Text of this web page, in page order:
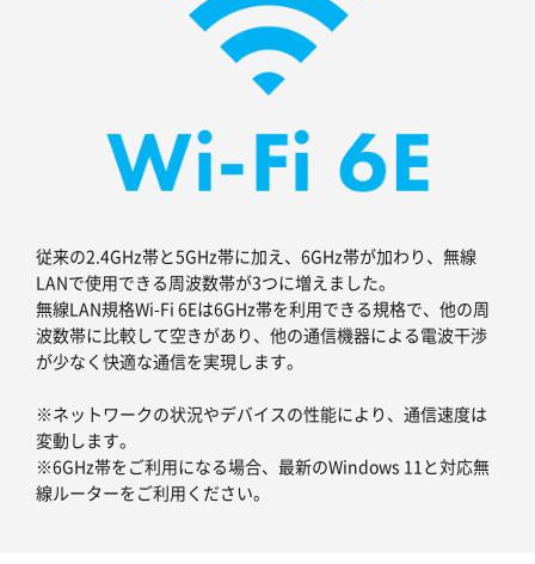
従来の2.4GHz帯と5GHz帯に加え、6GHz帯が加わり、無線
LANで使用できる周波数帯が3つに増えました。
無線LAN規格Wi-Fi 6Eは6GHz帯を利用できる規格で、他の周
波数帯に比較して空きがあり、他の通信機器による電波干渉
が少なく快適な通信を実現します。
※ネットワークの状況やデバイスの性能により、通信速度は
変動します。
※6GHz帯をご利用になる場合、最新のWindows 11と対応無
線ルーターをご利用ください。